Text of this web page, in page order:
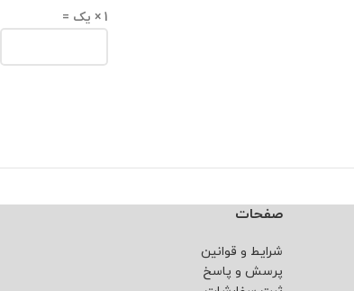
1 × یک =
صفحات
شرایط و قوانین
پرسش و پاسخ